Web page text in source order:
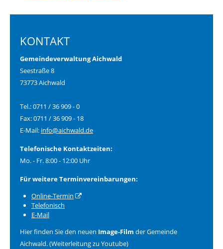
KONTAKT
Gemeindeverwaltung Aichwald
Seestraße 8
73773 Aichwald
Tel.: 0711 / 36 909 - 0
Fax: 0711 / 36 909 - 18
E-Mail: info@aichwald.de
Telefonische Kontaktzeiten:
Mo. - Fr. 8:00 - 12:00 Uhr
Für weitere Terminvereinbarungen:
Online-Termin
Telefonisch
E-Mail
Hier finden Sie den neuen Image-Film der Gemeinde
Aichwald. (Weiterleitung zu Youtube)